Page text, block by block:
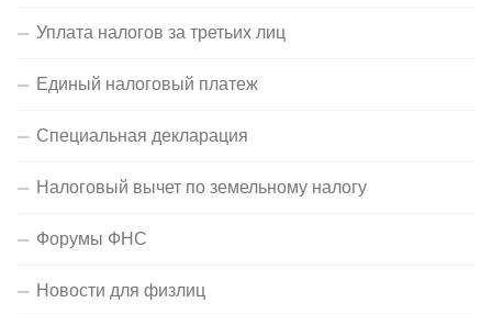
Уплата налогов за третьих лиц
Единый налоговый платеж
Специальная декларация
Налоговый вычет по земельному налогу
Форумы ФНС
Новости для физлиц